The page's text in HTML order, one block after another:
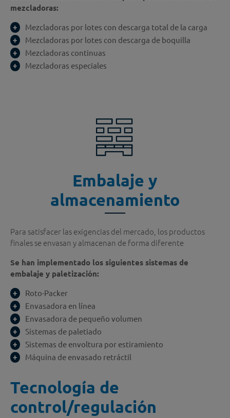
mezcladoras:
Mezcladoras por lotes con descarga total de la carga
Mezcladoras por lotes con descarga de boquilla
Mezcladoras continuas
Mezcladoras especiales
Embalaje y
almacenamiento
Para satisfacer las exigencias del mercado, los productos
finales se envasan y almacenan de forma diferente
Se han implementado los siguientes sistemas de
embalaje y paletización:
Roto-Packer
Envasadora en línea
Envasadora de pequeño volumen
Sistemas de paletiado
Sistemas de envoltura por estiramiento
Máquina de envasado retráctil
Tecnología de
control/regulación